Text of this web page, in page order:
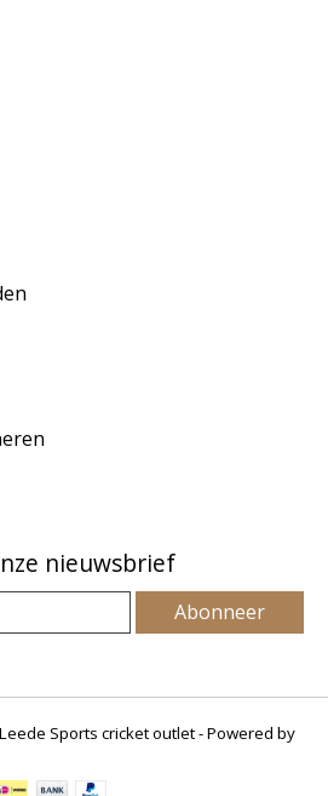
nieuwsbrief
Abonneer
Sports cricket outlet - Powered by